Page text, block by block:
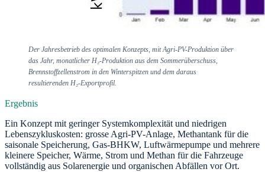
Der Jahresbetrieb des optimalen Konzepts, mit Agri-PV-Produktion über
das Jahr, monatlicher H₂-Produktion aus dem Sommerüberschuss,
Brennstoffzellenstrom in den Winterspitzen und dem daraus
resultierenden H₂-Exportprofil.
Ergebnis
Ein Konzept mit geringer Systemkomplexität und niedrigen
Lebenszykluskosten: grosse Agri-PV-Anlage, Methantank für die
saisonale Speicherung, Gas-BHKW, Luftwärmepumpe und mehrere
kleinere Speicher, Wärme, Strom und Methan für die Fahrzeuge
vollständig aus Solarenergie und organischen Abfällen vor Ort.